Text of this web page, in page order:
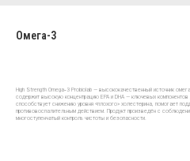
Омега-3
High Strength Omega‑3 Probiolab — высококачественный источник
содержит высокую концентрацию EPA и DHA — ключевых
способствует снижению уровня «плохого» холестерина, помогает
противовоспалительным действием. Продукт произведён с
многоступенчатый контроль чистоты и безопасности.